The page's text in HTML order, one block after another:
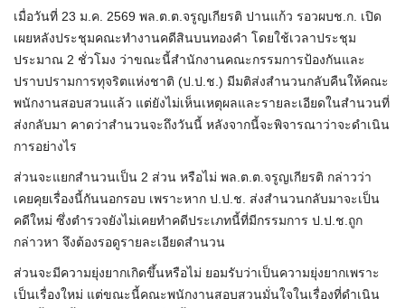
เมื่อวันที่ 23 ม.ค. 2569 พล.ต.ต.จรูญเกียรติ ปานแก้ว รอวผบช.ก. เปิด
เผยหลังประชุมคณะทำงานคดีสินบนทองคำ โดยใช้เวลาประชุม
ประมาณ 2 ชั่วโมง ว่าขณะนี้สำนักงานคณะกรรมการป้องกันและ
ปราบปรามการทุจริตแห่งชาติ (ป.ป.ช.) มีมติส่งสำนวนกลับคืนให้คณะ
พนักงานสอบสวนแล้ว แต่ยังไม่เห็นเหตุผลและรายละเอียดในสำนวนที่
ส่งกลับมา คาดว่าสำนวนจะถึงวันนี้ หลังจากนี้จะพิจารณาว่าจะดำเนิน
การอย่างไร
ส่วนจะแยกสำนวนเป็น 2 ส่วน หรือไม่ พล.ต.ต.จรูญเกียรติ กล่าวว่า
เคยคุยเรื่องนี้กันนอกรอบ เพราะหาก ป.ป.ช. ส่งสำนวนกลับมาจะเป็น
คดีใหม่ ซึ่งตำรวจยังไม่เคยทำคดีประเภทนี้ที่มีกรรมการ ป.ป.ช.ถูก
กล่าวหา จึงต้องรอดูรายละเอียดสำนวน
ส่วนจะมีความยุ่งยากเกิดขึ้นหรือไม่ ยอมรับว่าเป็นความยุ่งยากเพราะ
เป็นเรื่องใหม่ แต่ขณะนี้คณะพนักงานสอบสวนมั่นใจในเรื่องที่ดำเนิน